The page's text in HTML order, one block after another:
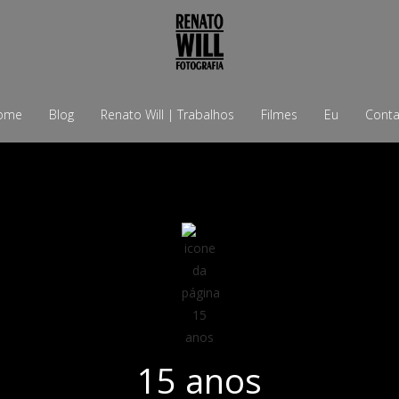
Blog Renato Will | Trabalhos Filmes Eu
15 anos